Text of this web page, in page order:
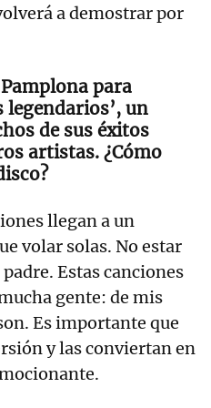
a demostrar por
para
legendarios’, un
de sus éxitos
artistas. ¿Cómo
llegan a un
volar solas. No estar
Estas canciones
gente: de mis
Es importante que
y las conviertan en